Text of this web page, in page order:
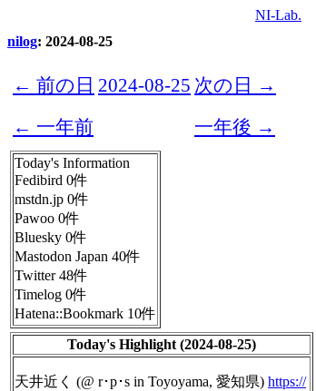
NI-Lab.
nilog: 2024-08-25
← 前の日 2024-08-25 次の日 →
← 一年前
一年後 →
Today's Information
Fedibird 0件
mstdn.jp 0件
Pawoo 0件
Bluesky 0件
Mastodon Japan 40件
Twitter 48件
Timelog 0件
Hatena::Bookmark 10件
Today's Highlight (2024-08-25)
天井近く (@ r･p･s in Toyoyama, 愛知県) https://